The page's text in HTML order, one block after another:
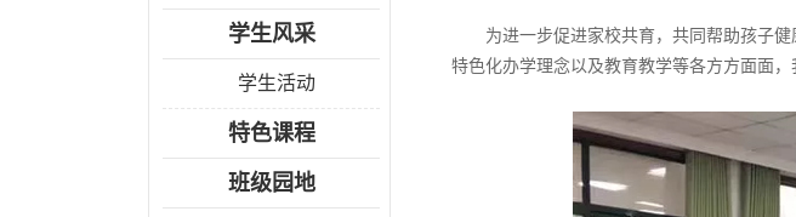
学生风采
学生活动
特色课程
班级园地
为进一步促进家校共育，共同帮助孩子
特色化办学理念以及教育教学等各方方面面